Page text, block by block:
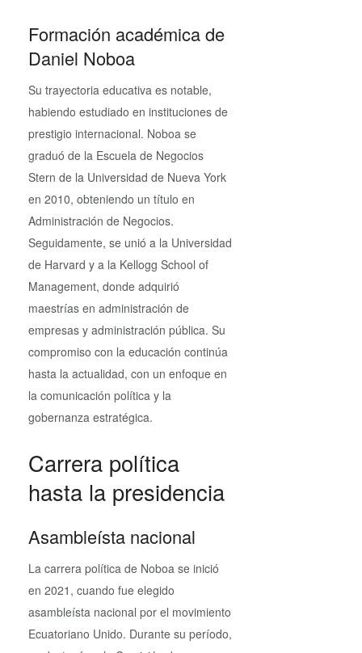
Formación académica de
Daniel Noboa
Su trayectoria educativa es notable,
habiendo estudiado en instituciones de
prestigio internacional. Noboa se
graduó de la Escuela de Negocios
Stern de la Universidad de Nueva York
en 2010, obteniendo un título en
Administración de Negocios.
Seguidamente, se unió a la Universidad
de Harvard y a la Kellogg School of
Management, donde adquirió
maestrías en administración de
empresas y administración pública. Su
compromiso con la educación continúa
hasta la actualidad, con un enfoque en
la comunicación política y la
gobernanza estratégica.
Carrera política
hasta la presidencia
Asambleísta nacional
La carrera política de Noboa se inició
en 2021, cuando fue elegido
asambleísta nacional por el movimiento
Ecuatoriano Unido. Durante su período,